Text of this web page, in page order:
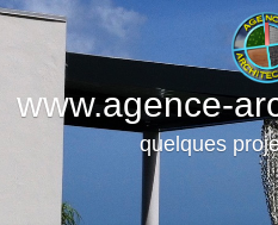
www.agence-
quelques